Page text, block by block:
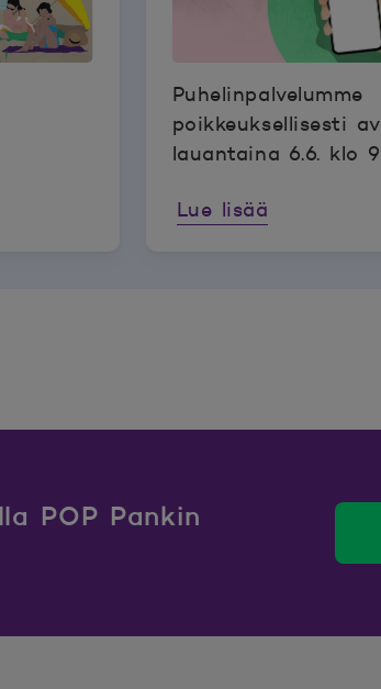
Puhelinpalvelumme
poikkeuksellisesti
lauantaina 6.6. klo
Lue lisää
POP Pankin